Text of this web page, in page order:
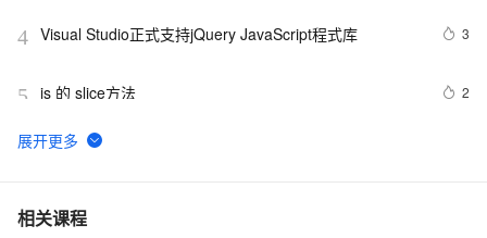
4 Visual Studio正式支持jQuery JavaScript程式库 3
5 js 的 slice方法 2
6 js 闭包 原型
7 在IE下的JS编程需注意的内存释放问题
相关课程